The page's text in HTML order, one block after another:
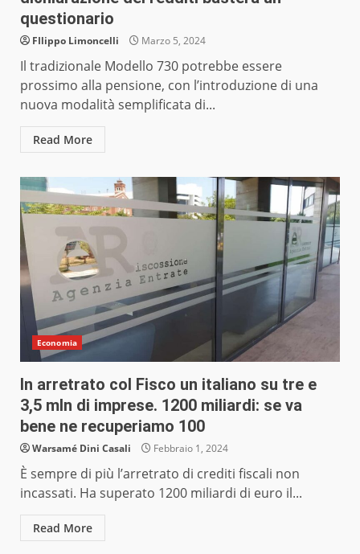
questionario
FIlippo Limoncelli Marzo 5, 2024
Il tradizionale Modello 730 potrebbe essere
prossimo alla pensione, con l’introduzione di una
nuova modalità semplificata di...
Read More
Economia
In arretrato col Fisco un italiano su tre e
3,5 mln di imprese. 1200 miliardi: se va
bene ne recuperiamo 100
Warsamé Dini Casali Febbraio 1, 2024
È sempre di più l’arretrato di crediti fiscali non
incassati. Ha superato 1200 miliardi di euro il...
Read More